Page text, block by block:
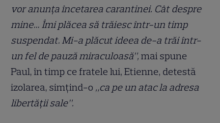
vor anunța încetarea carantinei. Cât despre
mine… Îmi plăcea să trăiesc într-un timp
suspendat. Mi-a plăcut ideea de-a trăi într-
un fel de pauză miraculoasă”, mai spune
Paul, în timp ce fratele lui, Etienne, detestă
izolarea, simțind-o „ca pe un atac la adresa
libertății sale”.